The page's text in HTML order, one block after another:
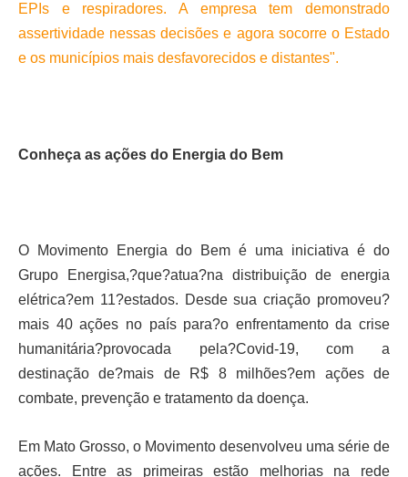
EPIs e respiradores. A empresa tem demonstrado
assertividade nessas decisões e agora socorre o Estado
e os municípios mais desfavorecidos e distantes".
Conheça as ações do Energia do Bem
O Movimento Energia do Bem é uma iniciativa é do
Grupo Energisa,?que?atua?na distribuição de energia
elétrica?em 11?estados. Desde sua criação promoveu?
mais 40 ações no país para?o enfrentamento da crise
humanitária?provocada pela?Covid-19, com a
destinação de?mais de R$ 8 milhões?em ações de
combate, prevenção e tratamento da doença.
Em Mato Grosso, o Movimento desenvolveu uma série de
ações. Entre as primeiras estão melhorias na rede